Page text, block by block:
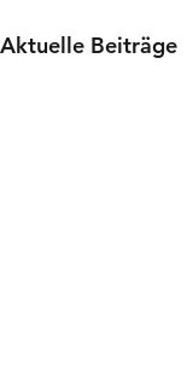
Aktuelle Beiträge